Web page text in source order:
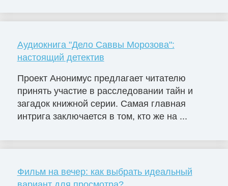
Аудиокнига "Дело Саввы Морозова":
настоящий детектив
Проект Анонимус предлагает читателю
принять участие в расследовании тайн и
загадок книжной серии. Самая главная
интрига заключается в том, кто же на ...
Фильм на вечер: как выбрать идеальный